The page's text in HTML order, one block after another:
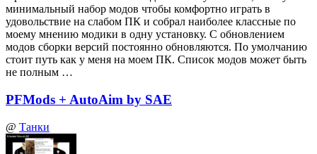
минимальный набор модов чтобы комфортно играть в
удовольствие на слабом ПК и собрал наиболее классные по
моему мнению модики в одну установку. С обновлением
модов сборки версий постоянно обновляются. По умолчанию
стоит путь как у меня на моем ПК. Список модов может быть
не полным …
PFMods + AutoAim by SAE
@ Танки